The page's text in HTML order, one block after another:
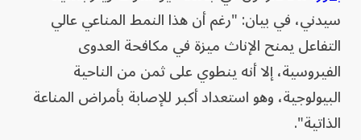
سيدني، في بيان: "رغم أن هذا النمط المناعي عالي
التفاعل يمنح الإناث ميزة ‌في مكافحة العدوى
الفيروسية، إلا أنه ينطوي على ثمن من الناحية
البيولوجية، وهو استعداد أكبر للإصابة بأمراض المناعة
الذاتية".